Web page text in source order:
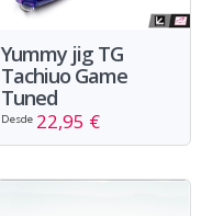
Yummy jig TG
Tachiuo Game
Tuned
Desde 22,95 €